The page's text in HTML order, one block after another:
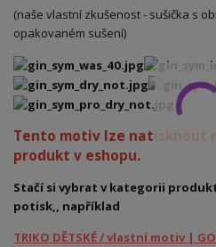
(naše vlastní zkušenost - sušička s
opakovaném sušení)
Tento motiv lze natisknout
produkt v eshopu.
Stačí si vybrat v kategorii
potisk,, například
TRIKO DĚTSKÉ / vlastní motiv |